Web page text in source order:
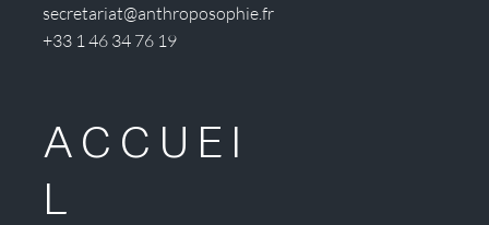
secretariat@anthroposophie.fr
+33 1 46 34 76 19
ACCUEI
L